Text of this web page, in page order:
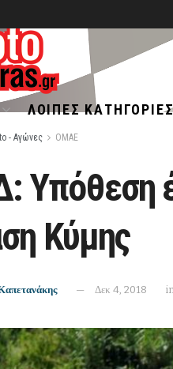
ΛΟΙΠΈΣ
- Αγώνες ΟΜΑΕ
Yπόθεση
Κύμης
Δεκ 4, 2018